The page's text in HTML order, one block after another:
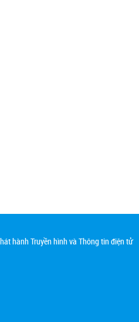
hành Truyền hình và Thông tin điện tử